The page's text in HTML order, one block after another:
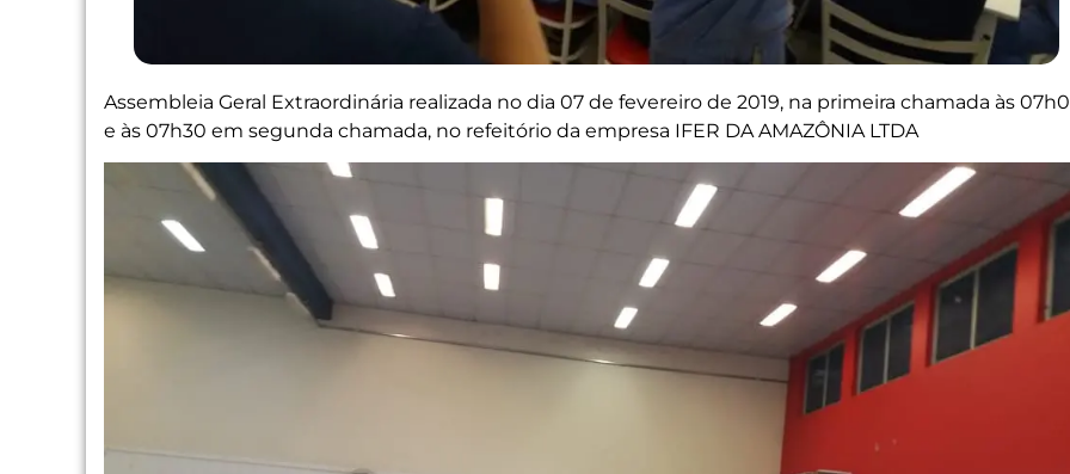
Assembleia Geral Extraordinária realizada no dia 07 de fevereiro de 2019, na primeira chamada às
e às 07h30 em segunda chamada, no refeitório da empresa IFER DA AMAZÔNIA LTDA